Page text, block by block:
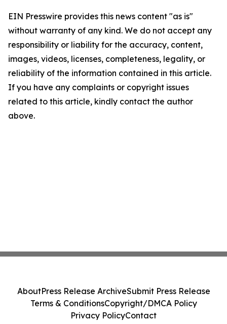
EIN Presswire provides this news content "as is"
without warranty of any kind. We do not accept any
responsibility or liability for the accuracy, content,
images, videos, licenses, completeness, legality, or
reliability of the information contained in this article.
If you have any complaints or copyright issues
related to this article, kindly contact the author
above.
AboutPress Release ArchiveSubmit Press Release
Terms & ConditionsCopyright/DMCA Policy
Privacy PolicyContact